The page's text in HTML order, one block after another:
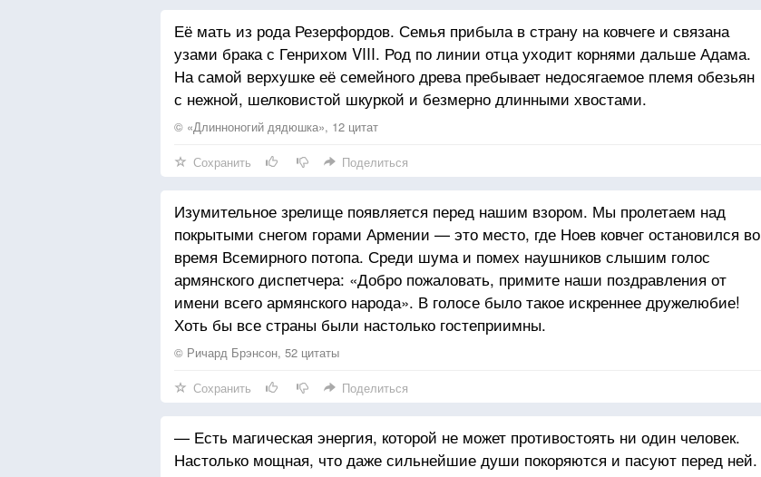
Её мать из рода Резерфордов. Семья прибыла в страну на ковчеге и связана
узами брака с Генрихом VIII. Род по линии отца уходит корнями дальше Адама.
На самой верхушке её семейного древа пребывает недосягаемое племя обезьян
с нежной, шелковистой шкуркой и безмерно длинными хвостами.
© «Длинноногий дядюшка», 12 цитат
Сохранить Поделиться
Изумительное зрелище появляется перед нашим взором. Мы пролетаем над
покрытыми снегом горами Армении — это место, где Ноев ковчег остановился во
время Всемирного потопа. Среди шума и помех наушников слышим голос
армянского диспетчера: «Добро пожаловать, примите наши поздравления от
имени всего армянского народа». В голосе было такое искреннее дружелюбие!
Хоть бы все страны были настолько гостеприимны.
© Ричард Брэнсон, 52 цитаты
Сохранить Поделиться
— Есть магическая энергия, которой не может противостоять ни один человек.
Настолько мощная, что даже сильнейшие души покоряются и пасуют перед ней.